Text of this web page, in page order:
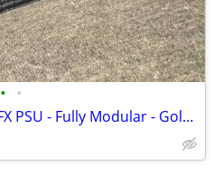
• •
EVGA SuperNOVA 850W SFX PSU - Fully Modular - Gold Rated